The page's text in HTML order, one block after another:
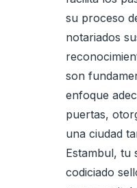
su proceso
notariados
son
enfoque
puertas,
una ciudad
Estambul, tu
codiciado